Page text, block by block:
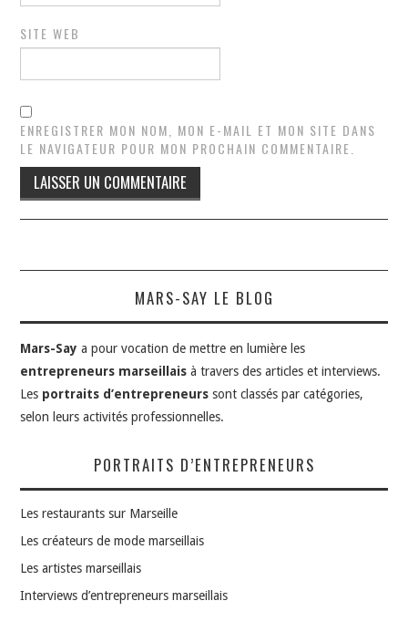
SITE WEB
ENREGISTRER MON NOM, MON E-MAIL ET MON SITE DANS
LE NAVIGATEUR POUR MON PROCHAIN COMMENTAIRE.
MARS-SAY LE BLOG
Mars-Say a pour vocation de mettre en lumière les
entrepreneurs marseillais à travers des articles et interviews.
Les portraits d’entrepreneurs sont classés par catégories,
selon leurs activités professionnelles.
PORTRAITS D’ENTREPRENEURS
Les restaurants sur Marseille
Les créateurs de mode marseillais
Les artistes marseillais
Interviews d’entrepreneurs marseillais